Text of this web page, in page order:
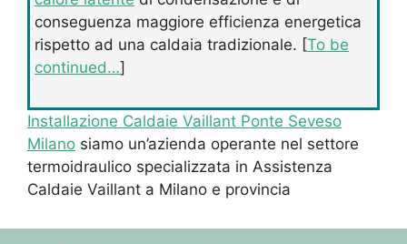
conseguenza maggiore efficienza energetica
rispetto ad una caldaia tradizionale. [To be
continued…]
Installazione Caldaie Vaillant Ponte Seveso
Milano siamo un’azienda operante nel settore
termoidraulico specializzata in Assistenza
Caldaie Vaillant a Milano e provincia